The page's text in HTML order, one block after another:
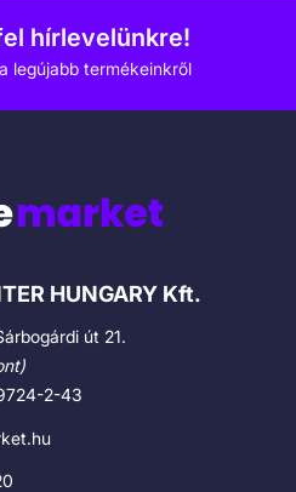
hírlevelünkre!
legújabb termékeinkről
HUNGARY Kft.
út 21.
2-43